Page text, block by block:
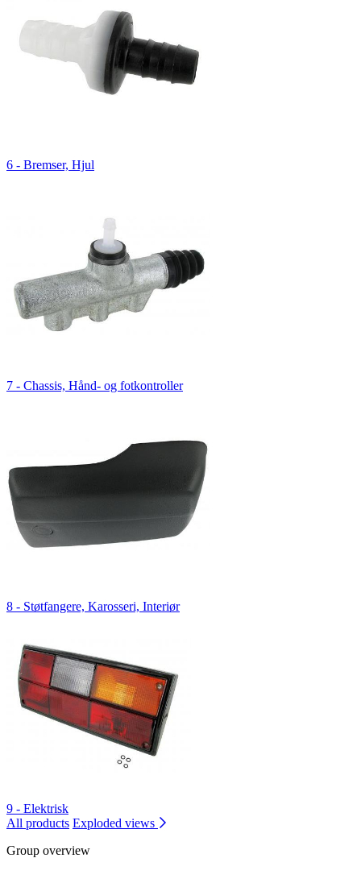
6 - Bremser, Hjul
7 - Chassis, Hånd- og fotkontroller
8 - Støtfangere, Karosseri, Interiør
9 - Elektrisk
All products Exploded views
Group overview